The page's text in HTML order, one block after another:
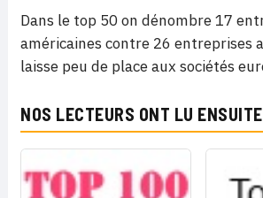
Dans le top 50 on dénombre 17
américaines contre 26 entreprises
laisse peu de place aux sociétés
NOS LECTEURS ONT LU ENSUITE